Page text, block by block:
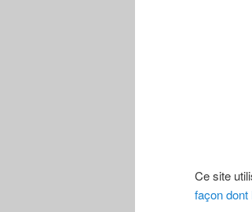
Ce site
façon